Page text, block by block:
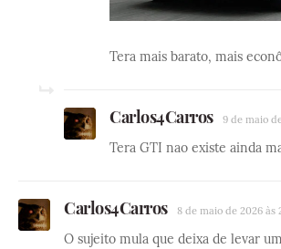
Tera mais barato, mais
Carlos4Carros 9 de maio
Tera GTI nao existe ainda
Carlos4Carros 8 de maio de 2026 às
O sujeito mula que deixa de levar